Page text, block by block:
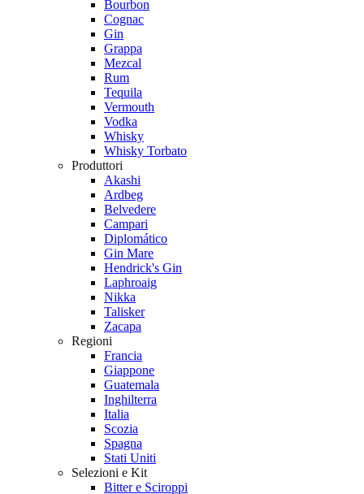
Bourbon
Cognac
Gin
Grappa
Mezcal
Rum
Tequila
Vermouth
Vodka
Whisky
Whisky Torbato
Produttori
Akashi
Ardbeg
Belvedere
Campari
Diplomático
Gin Mare
Hendrick's Gin
Laphroaig
Nikka
Talisker
Zacapa
Regioni
Francia
Giappone
Guatemala
Inghilterra
Italia
Scozia
Spagna
Stati Uniti
Selezioni e Kit
Bitter e Sciroppi